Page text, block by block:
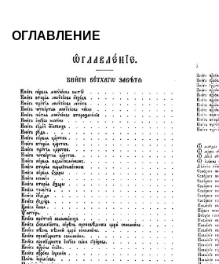
ОГЛАВЛЕНИЕ